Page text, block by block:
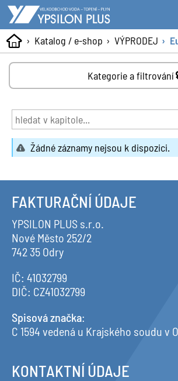
Katalog / e-shop VÝPRODEJ
Kategorie a filtrování
Žádné záznamy nejsou k dispozici.
FAKTURAČNÍ ÚDAJE
YPSILON PLUS s.r.o.
Nové Město 252/2
742 35 Odry
IČ: 41032799
DIČ: CZ41032799
Spisová značka:
C 1594 vedená u Krajského soudu v
KONTAKTNÍ ÚDAJE